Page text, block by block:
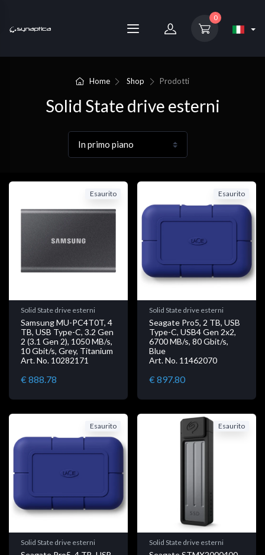
0
Home Shop Prodotti
Solid State drive esterni
Esaurito
Solid State drive esterni
Samsung MU-PC4T0T, 4
TB, USB Type-C, 3.2 Gen
2 (3.1 Gen 2), 1050 MB/s,
10 Gbit/s, Grey, Titanium
Art. No. 10282171
€ 888.78
Esaurito
Solid State drive esterni
Seagate Pro5, 2 TB, USB
Type-C, USB4 Gen 2x2,
6700 MB/s, 80 Gbit/s,
Blue
Art. No. 11462070
€ 897.80
Esaurito
Solid State drive esterni
Esaurito
Solid State drive esterni